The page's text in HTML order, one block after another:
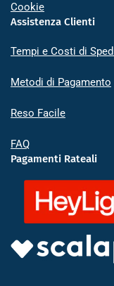
Cookie
Assistenza Clienti
Tempi e Costi di
Metodi di Pagamento
Reso Facile
FAQ
Pagamenti Rateali